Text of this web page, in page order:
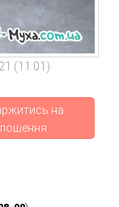
(11:01)
на